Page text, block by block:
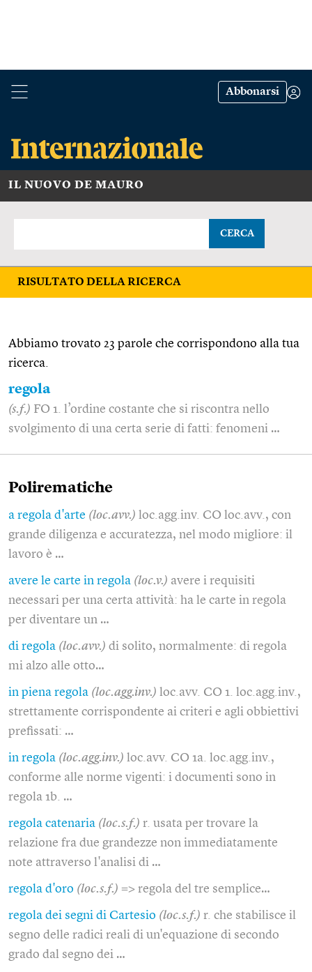
Abbonarsi
IL NUOVO DE MAURO
CERCA
RISULTATO DELLA RICERCA
Abbiamo trovato 23 parole che corrispondono alla tua
ricerca.
regola
(s.f.) FO 1. l’ordine costante che si riscontra nello
svolgimento di una certa serie di fatti: fenomeni …
Polirematiche
a regola d'arte (loc.avv.) loc.agg.inv. CO loc.avv., con
grande diligenza e accuratezza, nel modo migliore: il
lavoro è …
avere le carte in regola (loc.v.) avere i requisiti
necessari per una certa attività: ha le carte in regola
per diventare un …
di regola (loc.avv.) di solito, normalmente: di regola
mi alzo alle otto…
in piena regola (loc.agg.inv.) loc.avv. CO 1. loc.agg.inv.,
strettamente corrispondente ai criteri e agli obbiettivi
prefissati: …
in regola (loc.agg.inv.) loc.avv. CO 1a. loc.agg.inv.,
conforme alle norme vigenti: i documenti sono in
regola 1b. …
regola catenaria (loc.s.f.) r. usata per trovare la
relazione fra due grandezze non immediatamente
note attraverso l'analisi di …
regola d'oro (loc.s.f.) => regola del tre semplice…
regola dei segni di Cartesio (loc.s.f.) r. che stabilisce il
segno delle radici reali di un'equazione di secondo
grado dal segno dei …